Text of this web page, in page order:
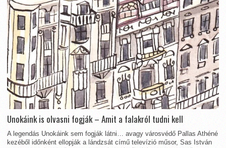
Unokáink is olvasni fogják – Amit a falakról tudni kell
A legendás Unokáink sem fogják látni… avagy városvédő Pallas Athéné
kezéből időnként ellopják a lándzsát című televízió műsor, Sas István